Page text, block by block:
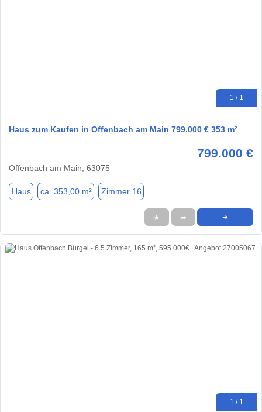
1 / 1
Haus zum Kaufen in Offenbach am Main 799.000 € 353 m²
799.000 €
Offenbach am Main, 63075
Haus ca. 353,00 m² Zimmer 16
★ ➦ ➜
1 / 1